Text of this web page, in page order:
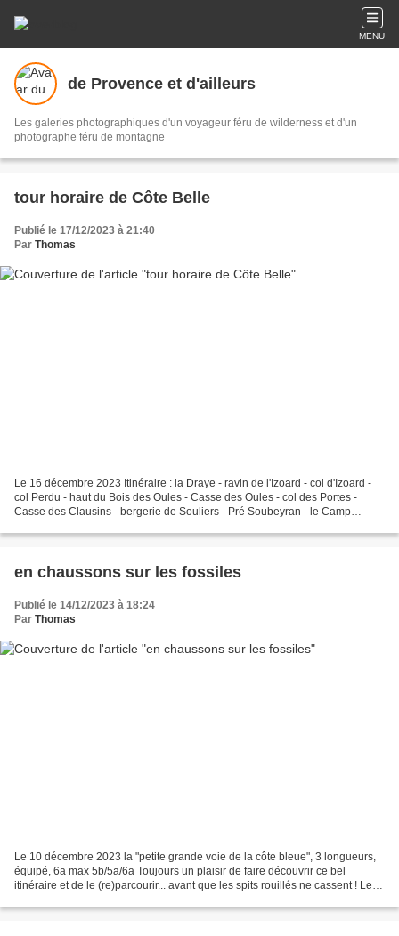
MENU
de Provence et d'ailleurs
Les galeries photographiques d'un voyageur féru de wilderness et d'un
photographe féru de montagne
tour horaire de Côte Belle
Publié le 17/12/2023 à 21:40
Par Thomas
Le 16 décembre 2023 Itinéraire : la Draye - ravin de l'Izoard - col d'Izoard -
col Perdu - haut du Bois des Oules - Casse des Oules - col des Portes -
Casse des Clausins - bergerie de Souliers - Pré Soubeyran - le Camp
en chaussons sur les fossiles
Publié le 14/12/2023 à 18:24
Par Thomas
Le 10 décembre 2023 la "petite grande voie de la côte bleue", 3 longueurs,
équipé, 6a max 5b/5a/6a Toujours un plaisir de faire découvrir ce bel
itinéraire et de le (re)parcourir... avant que les spits rouillés ne cassent ! Les